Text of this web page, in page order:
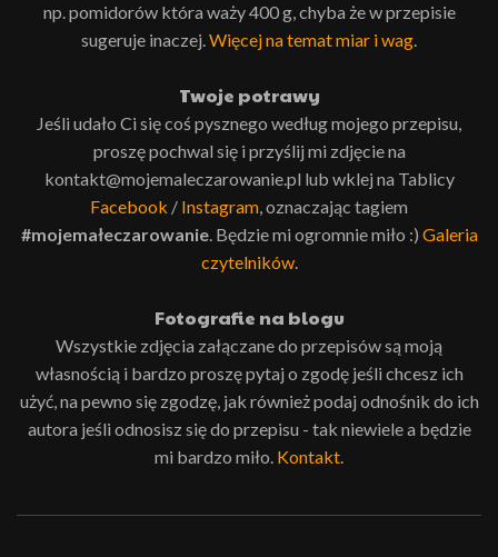
np. pomidorów która waży 400 g, chyba że w przepisie
sugeruje inaczej.Więcej na temat miar i wag.
Twoje potrawy
Jeśli udało Ci się coś pysznego według mojego przepisu,
proszę pochwal się i przyślij mi zdjęcie na
kontakt@mojemaleczarowanie.pl lub wklej na Tablicy
Facebook / Instagram, oznaczając tagiem
#mojemałeczarowanie. Będzie mi ogromnie miło :) Galeria
czytelników.
Fotografie na blogu
Wszystkie zdjęcia załączane do przepisów są moją
własnością i bardzo proszę pytaj o zgodę jeśli chcesz ich
użyć, na pewno się zgodzę, jak również podaj odnośnik do ich
autora jeśli odnosisz się do przepisu - tak niewiele a będzie
mi bardzo miło. Kontakt.